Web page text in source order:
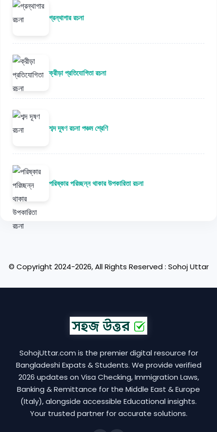
গ্রন্থাগার রচনা
ক্রীড়া প্রতিযোগিতা রচনা
শব্দ দূষণ রচনা পঞ্চম শ্রেণি
পরিষ্কার পরিচ্ছন্ন থাকার উপকারিতা রচনা
© Copyright 2024-2026, All Rights Reserved : Sohoj Uttar
SohojUttar.com is the premier digital resource for
Bangladeshi Expats & Students. We provide verified
2026 updates on Visa Checking, Immigration Laws,
Banking & Remittance for the Middle East & Europe
(Italy), alongside accessible Educational insights.
Your trusted partner for accurate solutions.